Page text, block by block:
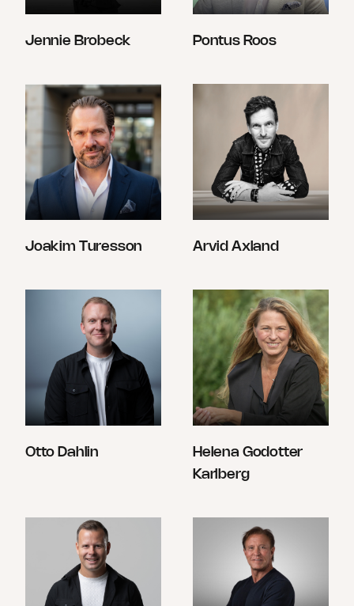
Jennie Brobeck Pontus Roos
Joakim Turesson Arvid Axland
Otto Dahlin
Helena Godotter
Karlberg